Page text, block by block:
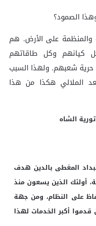
الصمود؟
والمنظمة على الأرض. هم
كيانهم وكل طاقاتهم
شعبهم. ولهذا السبب
الملالي هكذا من هذا
الشاه
المغطى بالدين هدف
أولئك الذين يسعون منذ
على النظام، ومن جهة
قدموا أكبر الخدمات لهذا